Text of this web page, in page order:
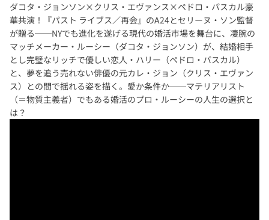
ダコタ・ジョンソン×クリス・エヴァンス×ペドロ・パスカル豪
華共演！『パスト ライブス／再会』のA24とセリーヌ・ソン監督
が贈る──NYでも進化を遂げる現代の婚活市場を舞台に、凄腕の
マッチメーカー・ルーシー（ダコタ・ジョンソン）が、結婚相手
とし完璧なリッチで優しい恋人・ハリー（ペドロ・パスカル）
と、夢を追う売れない俳優の元カレ・ジョン（クリス・エヴァン
ス）との間で揺れる姿を描く。愛か条件か──マテリアリスト
（＝物質主義者）でもある婚活のプロ・ルーシーの人生の選択と
は？